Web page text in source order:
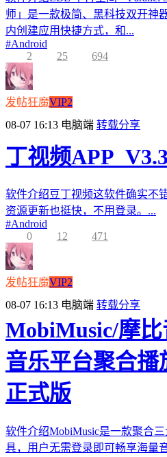
师」是一款极简、黑科技双开神
内创建应用快捷方式，和...
#Android
2
25 694
发帖狂魔VIP2
08-07 16:13 电脑端 转载分享
丁视频
软件介绍豆丁视频这软件确实不
资源更新也挺快，不用登录。...
#Android
0
12 471
发帖狂魔VIP2
08-07 16:13 电脑端 转载分享
MobiMusic/摩
音乐平台聚合播
正式版
软件介绍MobiMusic是一款聚合
具，用户无需登录即可畅享海量